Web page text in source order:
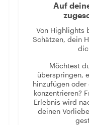
Auf
Von Highlights
Schätzen, dein
Möchtest
überspringen,
hinzufügen
konzentrieren?
Erlebnis wird
deinen